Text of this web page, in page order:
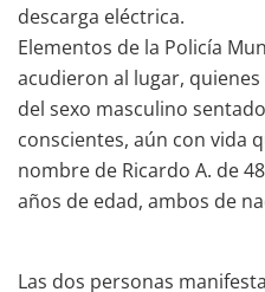
descarga eléctrica.
Elementos de la Policía
acudieron al lugar,
del sexo masculino
conscientes, aún con vida
nombre de Ricardo A. de
años de edad, ambos de
Las dos personas